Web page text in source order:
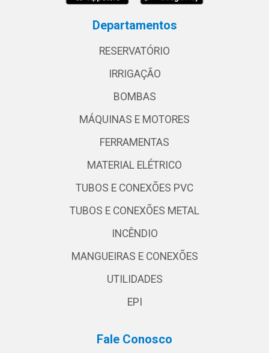
Departamentos
RESERVATÓRIO
IRRIGAÇÃO
BOMBAS
MÁQUINAS E MOTORES
FERRAMENTAS
MATERIAL ELÉTRICO
TUBOS E CONEXÕES PVC
TUBOS E CONEXÕES METAL
INCÊNDIO
MANGUEIRAS E CONEXÕES
UTILIDADES
EPI
Fale Conosco